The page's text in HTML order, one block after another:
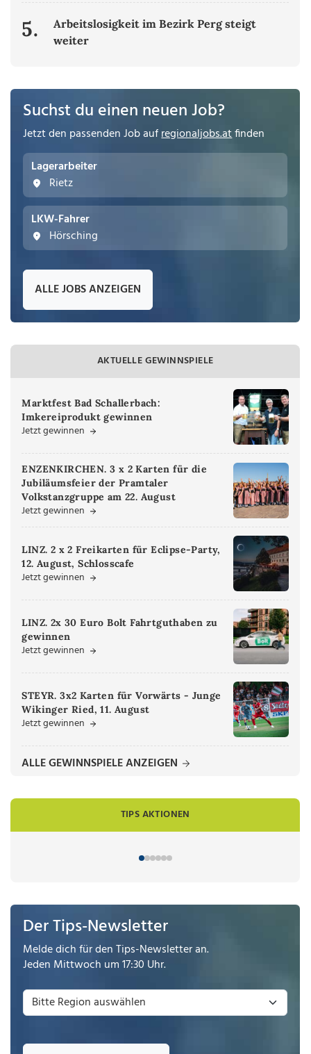
5.
Arbeitslosigkeit im Bezirk Perg steigt
weiter
Suchst du einen neuen Job?
Jetzt den passenden Job aufregionaljobs.atfinden
Lagerarbeiter
Rietz
LKW-Fahrer
Hörsching
ALLE JOBS ANZEIGEN
AKTUELLE GEWINNSPIELE
Marktfest Bad Schallerbach:
Imkereiprodukt gewinnen
Jetzt gewinnen
ENZENKIRCHEN. 3 x 2 Karten für die
Jubiläumsfeier der Pramtaler
Volkstanzgruppe am 22. August
Jetzt gewinnen
LINZ. 2 x 2 Freikarten für Eclipse-Party,
12. August, Schlosscafe
Jetzt gewinnen
LINZ. 2x 30 Euro Bolt Fahrtguthaben zu
gewinnen
Jetzt gewinnen
STEYR. 3x2 Karten für Vorwärts - Junge
Wikinger Ried, 11. August
Jetzt gewinnen
ALLE GEWINNSPIELE ANZEIGEN
TIPS AKTIONEN
Der Tips-Newsletter
Melde dich für den Tips-Newsletter an.
Jeden Mittwoch um 17:30 Uhr.